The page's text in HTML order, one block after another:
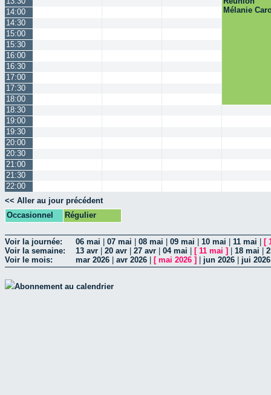
Mélanie
14:00
14:30
15:00
15:30
16:00
16:30
17:00
17:30
18:00
18:30
19:00
19:30
20:00
20:30
21:00
21:30
22:00
<< Aller au jour précédent
Occasionnel
Régulier
Voir la journée: 06 mai 07 mai 08 mai 09 mai 10 mai 11 mai [
Voir la semaine:
13 avr 20 avr 27 avr 04 mai [ 11 mai ] 18 mai
Voir le mois:
mar 2026 avr 2026 [ mai 2026 ] jun 2026 jui 2026
Abonnement au calendrier